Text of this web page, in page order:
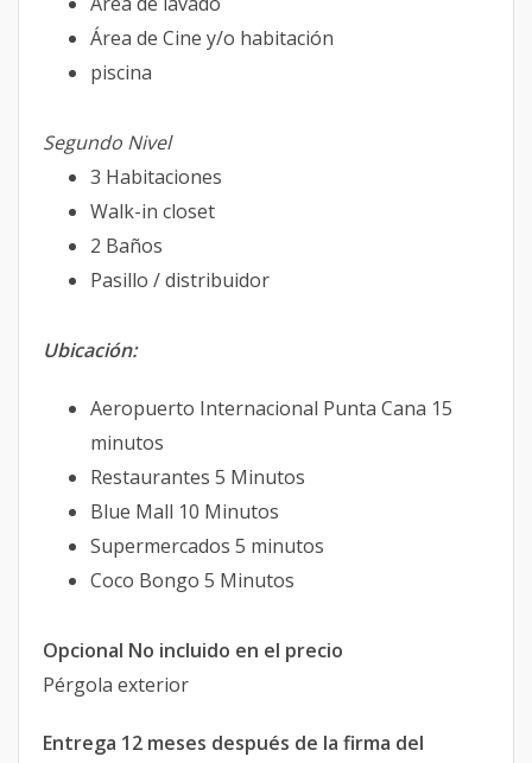
Área de Cine y/o habitación
piscina
Segundo Nivel
3 Habitaciones
Walk-in closet
2 Baños
Pasillo / distribuidor
Ubicación:
Aeropuerto Internacional Punta Cana 15
minutos
Restaurantes 5 Minutos
Blue Mall 10 Minutos
Supermercados 5 minutos
Coco Bongo 5 Minutos
Opcional No incluido en el precio
Pérgola exterior
Entrega 12 meses después de la firma del